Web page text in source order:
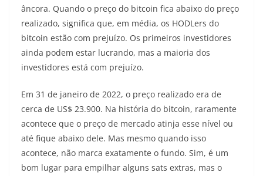
âncora. Quando o preço do bitcoin fica abaixo do preço
realizado, significa que, em média, os HODLers do
bitcoin estão com prejuízo. Os primeiros investidores
ainda podem estar lucrando, mas a maioria dos
investidores está com prejuízo.
Em 31 de janeiro de 2022, o preço realizado era de
cerca de US$ 23.900. Na história do bitcoin, raramente
acontece que o preço de mercado atinja esse nível ou
até fique abaixo dele. Mas mesmo quando isso
acontece, não marca exatamente o fundo. Sim, é um
bom lugar para empilhar alguns sats extras, mas o